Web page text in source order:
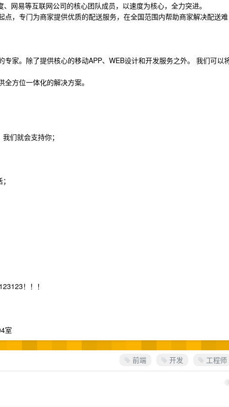
网易等互联网公司的核心团队成员，以速度为核心，全力突进。
点，专门为商家提供优质的配送服务，在全国范围内帮助商家解决配送难
家。除了提供核心的移动APP、WEB设计和开发服务之外。 我们可以
方位一体化的解决方案。
们就会支持你；
！！！
室
前端 开发 工程师
1